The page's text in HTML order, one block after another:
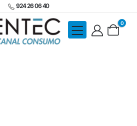
924 26 06 40
0